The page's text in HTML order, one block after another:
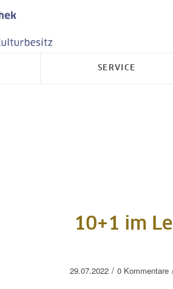
SERVICE
10+1 im
29.07.2022 / 0 Kommentare